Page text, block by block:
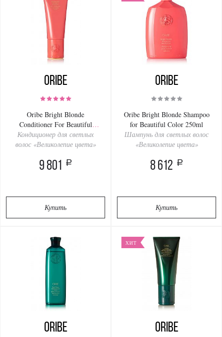
Oribe
Oribe Bright Blonde
Conditioner For Beautiful
Color 200ml
Кондиционер для светлых
волос «Великолепие цвета»
9 801 a
Купить
Oribe
Oribe Bright Blonde Shampoo
for Beautiful Color 250ml
Шампунь для светлых волос
«Великолепие цвета»
8 612 a
Купить
Oribe
ХИТ
Oribe